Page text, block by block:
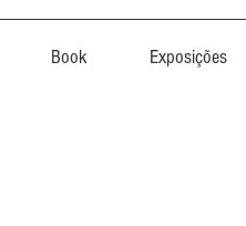
Book Exposições